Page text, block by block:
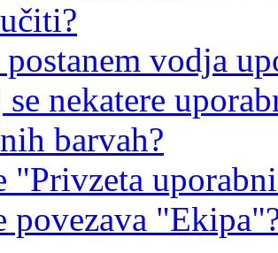
vodja
se nekatere
barvah?
"Privzeta
povezava